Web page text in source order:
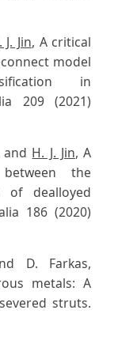
J. Jin, A critical
model
in
209 (2021)
and H. J. Jin, A
the
of dealloyed
186 (2020)
D. Farkas,
metals: A
struts.